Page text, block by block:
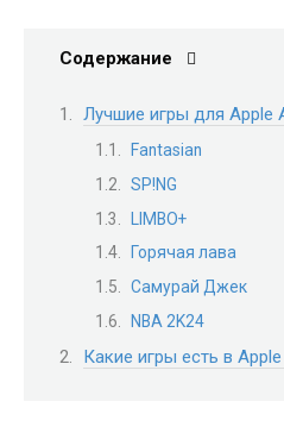
Содержание
Лучшие игры для Apple
Fantasian
SP!NG
LIMBO+
Горячая лава
Самурай Джек
NBA 2K24
Какие игры есть в